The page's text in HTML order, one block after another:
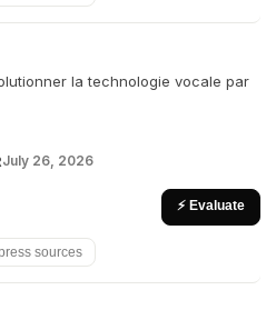
la technologie vocale par
July 26, 2026
⚡ Evaluate
sources